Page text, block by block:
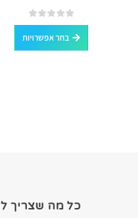
0
out of 5
בחר אפשרויות
למוצר זה יש מספר סוגים. ניתן לבחור את
כל מה שצריך